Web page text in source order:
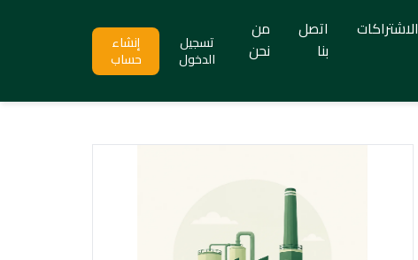
الاشتراكات
اتصل
بنا
من
نحن
تسجيل
الدخول
إنشاء
حساب